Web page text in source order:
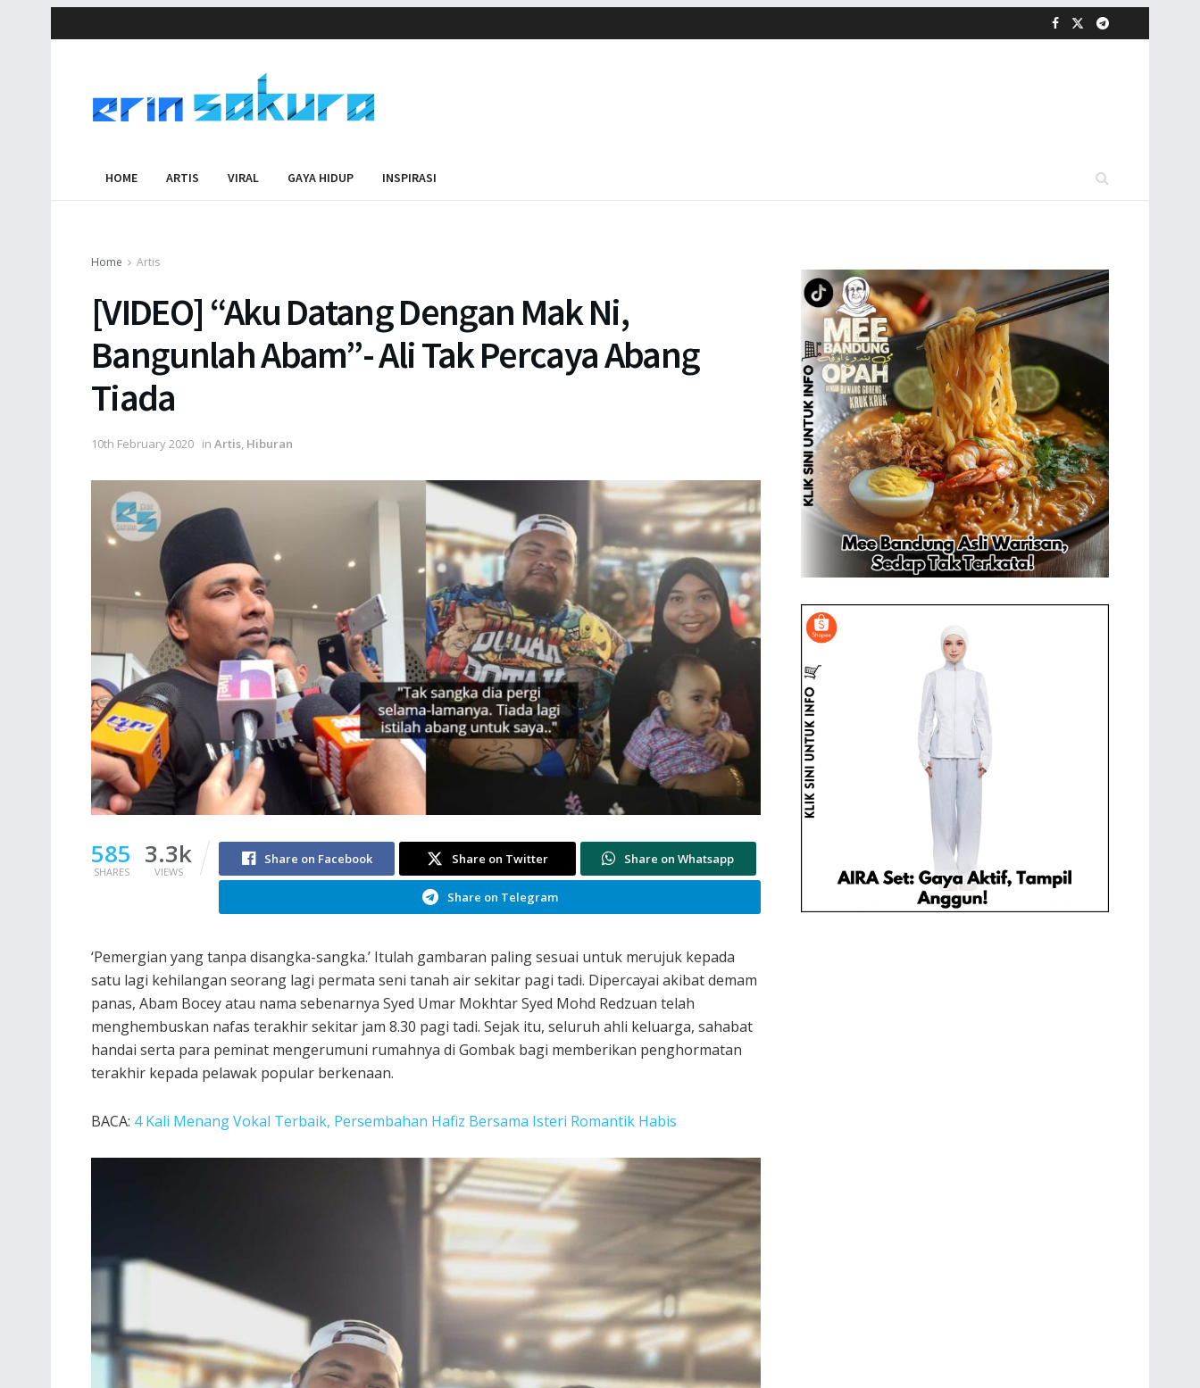
HOME ARTIS VIRAL GAYA HIDUP INSPIRASI
Home Artis
[VIDEO] “Aku Datang Dengan Mak Ni,
Bangunlah Abam”- Ali Tak Percaya Abang
Tiada
10th February 2020 in Artis, Hiburan
585
SHARES
3.3k
VIEWS
Share on Facebook Share on Twitter Share on Whatsapp
Share on Telegram
‘Pemergian yang tanpa disangka-sangka.’ Itulah gambaran paling sesuai untuk merujuk kepada
satu lagi kehilangan seorang lagi permata seni tanah air sekitar pagi tadi. Dipercayai akibat demam
panas, Abam Bocey atau nama sebenarnya Syed Umar Mokhtar Syed Mohd Redzuan telah
menghembuskan nafas terakhir sekitar jam 8.30 pagi tadi. Sejak itu, seluruh ahli keluarga, sahabat
handai serta para peminat mengerumuni rumahnya di Gombak bagi memberikan penghormatan
terakhir kepada pelawak popular berkenaan.
BACA: 4 Kali Menang Vokal Terbaik, Persembahan Hafiz Bersama Isteri Romantik Habis